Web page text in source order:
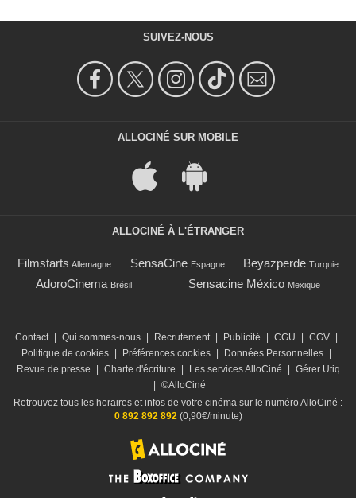
SUIVEZ-NOUS
ALLOCINÉ SUR MOBILE
ALLOCINÉ À L'ÉTRANGER
Filmstarts Allemagne SensaCine Espagne Beyazperde Turquie
AdoroCinema Brésil Sensacine México Mexique
Contact Qui sommes-nous Recrutement Publicité CGU CGV
Politique de cookies
Préférences cookies Données Personnelles
Revue de presse
Charte d'écriture Les services AlloCiné
Gérer Utiq
©AlloCiné
Retrouvez tous les horaires et infos de votre cinéma sur le numéro AlloCiné :
0 892 892 892(0,90€/minute)